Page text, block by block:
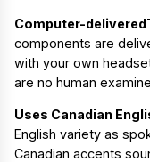
Computer-delivered
components are
with your own
are no human
Uses Canadian
English variety as
Canadian accents